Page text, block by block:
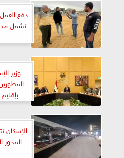
تشمل
وزير
الإسكان